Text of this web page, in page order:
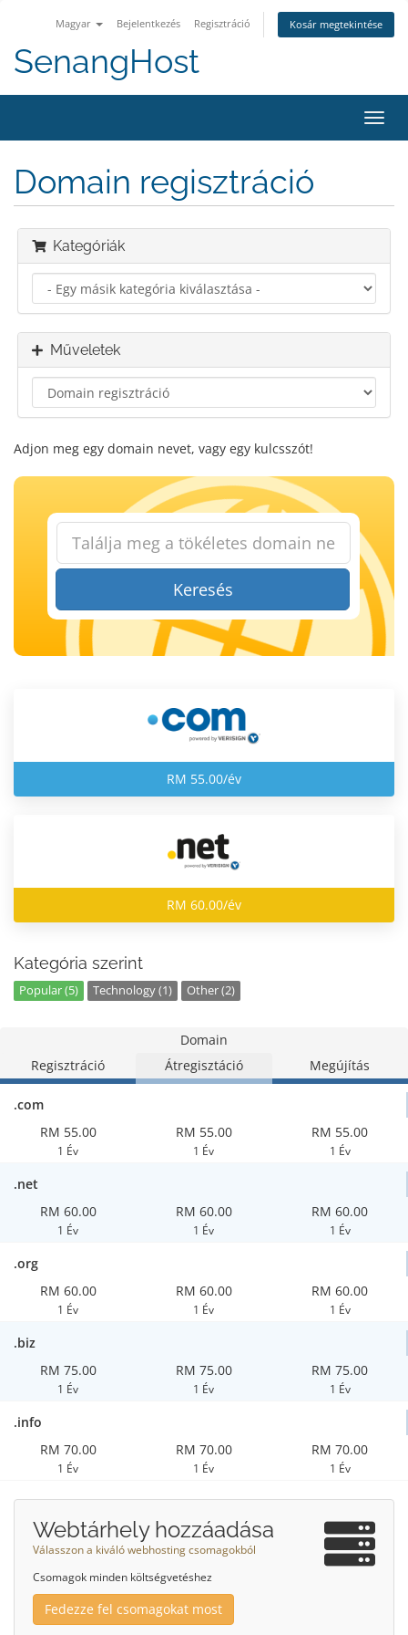
Magyar Bejelentkezés Regisztráció Kosár megtekintése
SenangHost
a
Domain regisztráció
Kategóriák
Műveletek
Adjon meg egy domain nevet, vagy egy kulcsszót!
Keresés
RM 55.00/év
RM 60.00/év
Kategória szerint
Popular (5) Technology (1) Other (2)
Domain
Regisztráció
Átregisztáció Megújítás
.com
RM 55.00
1 Év
RM 55.00
1 Év
RM 55.00
1 Év
.net
RM 60.00
1 Év
RM 60.00
1 Év
RM 60.00
1 Év
.org
RM 60.00
1 Év
RM 60.00
1 Év
RM 60.00
1 Év
.biz
RM 75.00
1 Év
RM 75.00
1 Év
RM 75.00
1 Év
.info
RM 70.00
1 Év
RM 70.00
1 Év
RM 70.00
1 Év
Webtárhely hozzáadása
Válasszon a kiváló webhosting csomagokból
Csomagok minden költségvetéshez
Fedezze fel csomagokat most